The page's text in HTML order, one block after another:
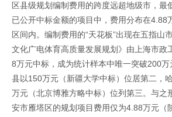
区县级规划编制费用的跨度远超地级市，最
已公开中标金额的项目中，费用分布在4.88
区间内。编制费用的“天花板”出现在五指山
文化广电体育高质量发展规划》由上海市政
8万元中标，成为统计样本中唯一突破200
县以150万元（新疆大学中标）位居第二，
万元（北京博雅方略中标）位列第三。与之
安市雁塔区的规划项目费用仅为4.88万元（